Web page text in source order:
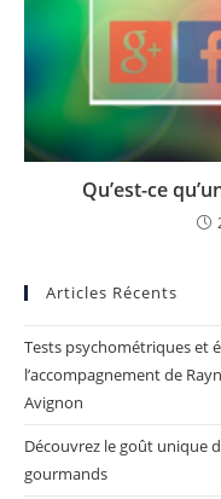
Qu’est-ce
Articles Récents
Tests psychométriques et
l’accompagnement de
Avignon
Découvrez le goût unique
gourmands